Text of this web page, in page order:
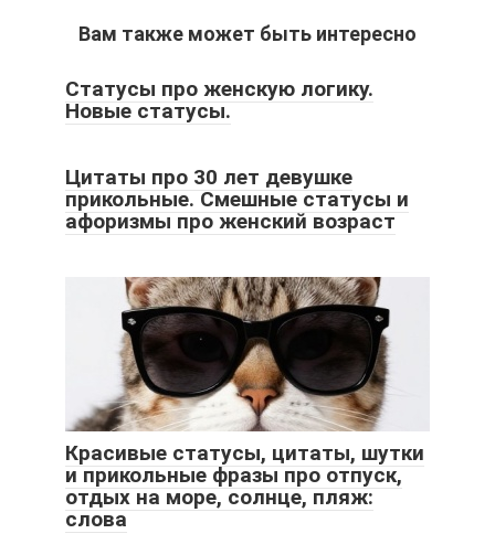
Вам также может быть интересно
Статусы про женскую логику.
Новые статусы.
Цитаты про 30 лет девушке
прикольные. Смешные статусы и
афоризмы про женский возраст
Красивые статусы, цитаты, шутки
и прикольные фразы про отпуск,
отдых на море, солнце, пляж:
слова